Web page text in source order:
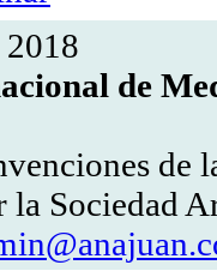
2018
de
de
la Sociedad